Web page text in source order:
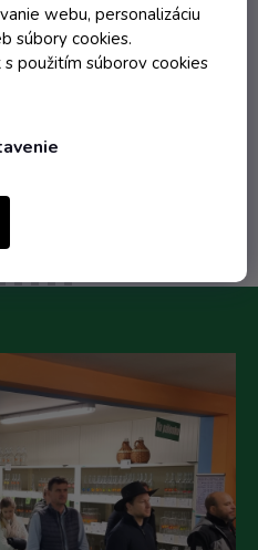
webu, personalizáciu
súbory cookies.
s použitím súborov cookies
DPH
€